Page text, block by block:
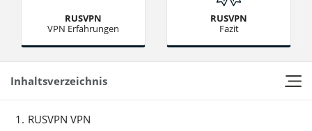
RUSVPN
VPN Erfahrungen
RUSVPN
Fazit
Inhaltsverzeichnis
RUSVPN VPN